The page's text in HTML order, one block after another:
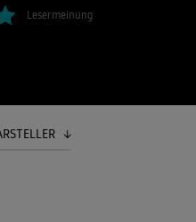
Lesermeinung